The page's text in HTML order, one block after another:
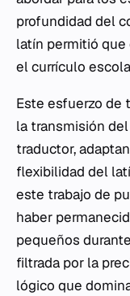
profundidad del
latín permitió
el currículo
Este esfuerzo de
la transmisión
traductor,
flexibilidad del
este trabajo de
haber
pequeños
filtrada por la
lógico que